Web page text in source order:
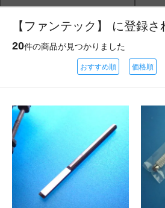
【ファンテック】 に登録
20件の商品が見つかりました
おすすめ順 価格順